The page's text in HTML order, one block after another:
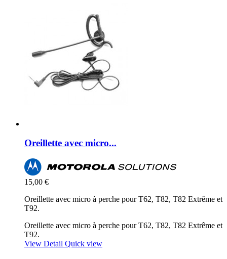
Oreillette avec micro...
15,00 €
Oreillette avec micro à perche pour T62, T82, T82 Extrême et
T92.
Oreillette avec micro à perche pour T62, T82, T82 Extrême et
T92.
View Detail Quick view